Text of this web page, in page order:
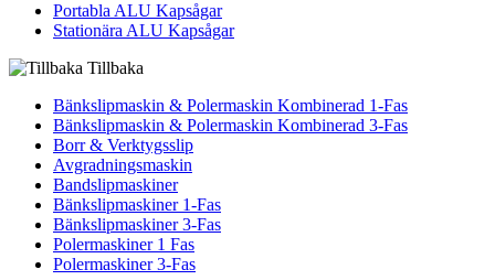
Portabla ALU Kapsågar
Stationära ALU Kapsågar
Tillbaka
Bänkslipmaskin & Polermaskin Kombinerad 1-Fas
Bänkslipmaskin & Polermaskin Kombinerad 3-Fas
Borr & Verktygsslip
Avgradningsmaskin
Bandslipmaskiner
Bänkslipmaskiner 1-Fas
Bänkslipmaskiner 3-Fas
Polermaskiner 1 Fas
Polermaskiner 3-Fas